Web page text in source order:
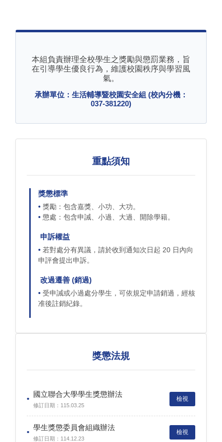
本組負責辦理全校學生之獎勵與懲罰業務，旨
在引導學生優良行為，維護校園秩序與學習風
氣。
承辦單位：生活輔導暨校園安全組 (校內分機：
037-381220)
重點須知
獎懲標準
獎勵：包含嘉獎、小功、大功。
懲處：包含申誡、小過、大過、開除學籍。
申訴權益
若對處分有異議，請於收到通知次日起 20 日內向
申評會提出申訴。
改過遷善 (銷過)
受申誡或小過處分學生，可依規定申請銷過，經核
准後註銷紀錄。
獎懲法規
國立聯合大學學生獎懲辦法
修訂日期：115.03.25
檢視
學生獎懲委員會組織辦法
修訂日期：114.12.23
檢視